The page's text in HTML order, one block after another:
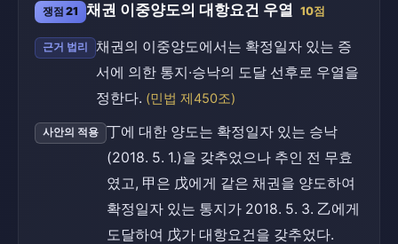
쟁점 21 채권 이중양도의 대항요건 우열 10점
근거 법리
채권의 이중양도에서는 확정일자 있는 증
서에 의한 통지·승낙의 도달 선후로 우열을
정한다. (민법 제450조)
사안의 적용
丁에 대한 양도는 확정일자 있는 승낙
(2018. 5. 1.)을 갖추었으나 추인 전 무효
였고, 甲은 戊에게 같은 채권을 양도하여
확정일자 있는 통지가 2018. 5. 3. 乙에게
도달하여 戊가 대항요건을 갖추었다.